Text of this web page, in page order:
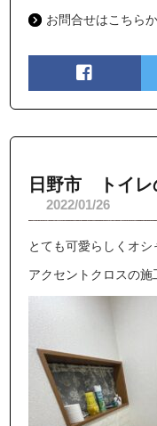
お問合せはこちら
日野市 トイレ
2022/01/26
とても可愛らしくオシ
アクセントクロスの